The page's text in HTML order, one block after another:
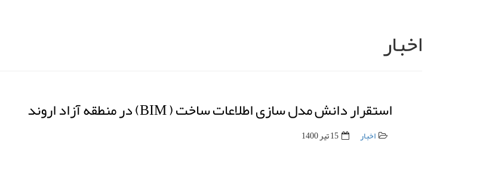
اخبار
استقرار دانش مدل سازی اطلاعات ساخت ( BIM) در منطقه آزاد اروند
اخبار 15 تیر 1400